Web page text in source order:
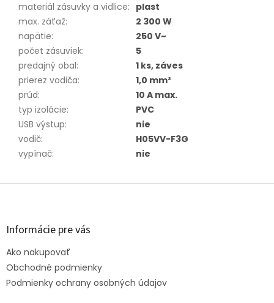
materiál zásuvky a vidlice: plast
max. záťaž:
2 300 W
napätie:
250 V~
počet zásuviek:
5
predajný obal:
1 ks, záves
prierez vodiča:
1,0 mm²
prúd:
10 A max.
typ izolácie:
PVC
USB výstup:
nie
vodič:
H05VV-F3G
vypínač: nie
Z
Informácie pre vás
Ako nakupovať
Obchodné podmienky
Podmienky ochrany osobných údajov